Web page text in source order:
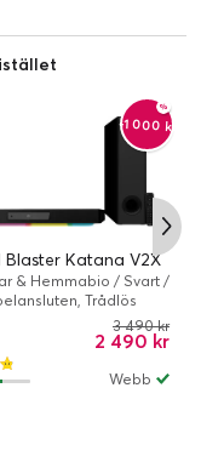
-1 000 kr
Blaster Katana V2X
& Hemmabio / Svart /
Trådlös
2 490 kr
3 490 kr
Webb